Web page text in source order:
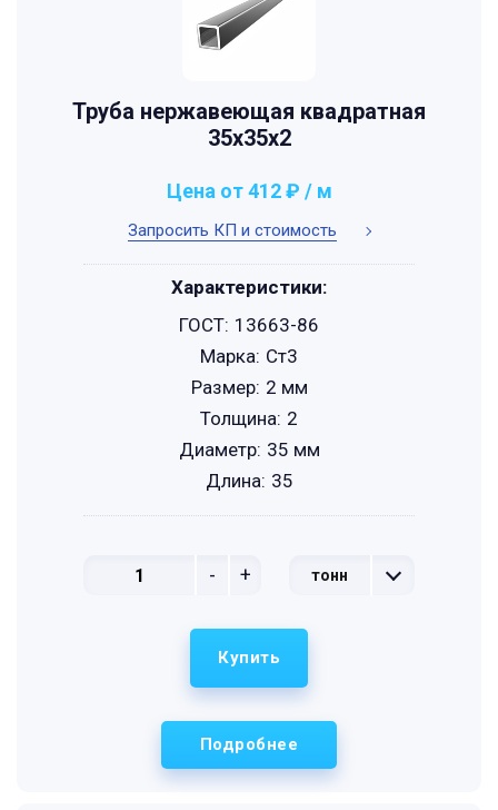
Труба нержавеющая квадратная
35х35х2
Запросить КП и стоимость
Цена от 412 ₽ / м
- + тонн
Характеристики:
ГОСТ: 13663-86
Марка: Ст3
Размер: 2 мм
Толщина: 2
Диаметр: 35 мм
Длина: 35
Подробнее
Купить